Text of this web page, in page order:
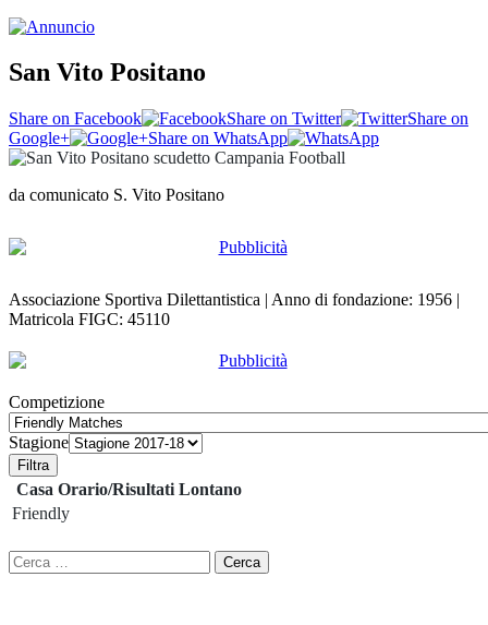
San Vito Positano
Share on Facebook Share on Twitter
Share on
Google+
Share on WhatsApp
da comunicato S. Vito Positano
Associazione Sportiva Dilettantistica | Anno di fondazione: 1956 |
Matricola FIGC: 45110
Competizione
Stagione
Filtra
Casa Orario/Risultati Lontano
Friendly
Ricerca
per: